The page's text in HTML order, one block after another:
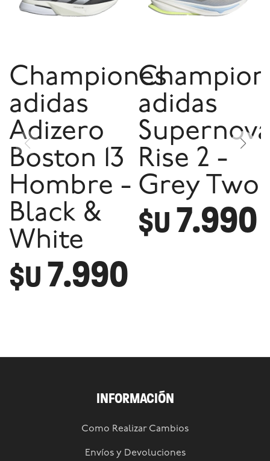
Championes
adidas
Adizero
Boston 13
Hombre -
Black &
White
$U7.990
adidas
Rise 2 -
Grey Two
$U7.990
INFORMACIÓN
Como Realizar Cambios
Envíos y Devoluciones